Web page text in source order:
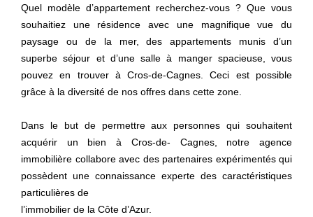
Quel modèle d’appartement recherchez-vous ? Que vous
souhaitiez une résidence avec une magnifique vue du
paysage ou de la mer, des appartements munis d’un
superbe séjour et d’une salle à manger spacieuse, vous
pouvez en trouver à Cros-de-Cagnes. Ceci est possible
grâce à la diversité de nos offres dans cette zone.
Dans le but de permettre aux personnes qui souhaitent
acquérir un bien à Cros-de- Cagnes, notre agence
immobilière collabore avec des partenaires expérimentés qui
possèdent une connaissance experte des caractéristiques
particulières de
l’immobilier de la Côte d’Azur.